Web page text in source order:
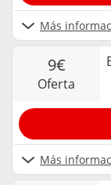
Más
9€
oferta
Más